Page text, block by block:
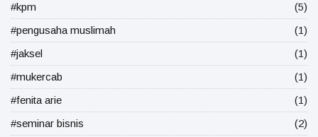
#kpm
(5)
#pengusaha muslimah
(1)
#jaksel
(1)
#mukercab
(1)
#fenita arie
(1)
#seminar bisnis
(2)